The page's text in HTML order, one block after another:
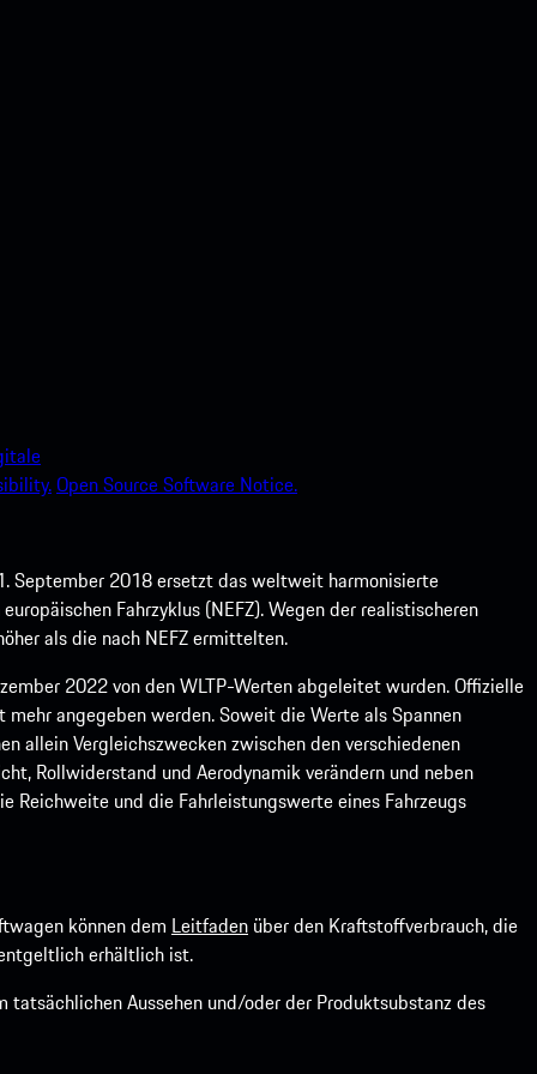
Open Source Software Notice.
September 2018 ersetzt das weltweit harmonisierte
Fahrzyklus (NEFZ). Wegen der realistischeren
als die nach NEFZ ermittelten.
2022 von den WLTP-Werten abgeleitet wurden. Offizielle
angegeben werden. Soweit die Werte als Spannen
allein Vergleichszwecken zwischen den verschiedenen
Rollwiderstand und Aerodynamik verändern und neben
Reichweite und die Fahrleistungswerte eines Fahrzeugs
können dem Leitfaden über den Kraftstoffverbrauch, die
erhältlich ist.
Aussehen und/oder der Produktsubstanz des